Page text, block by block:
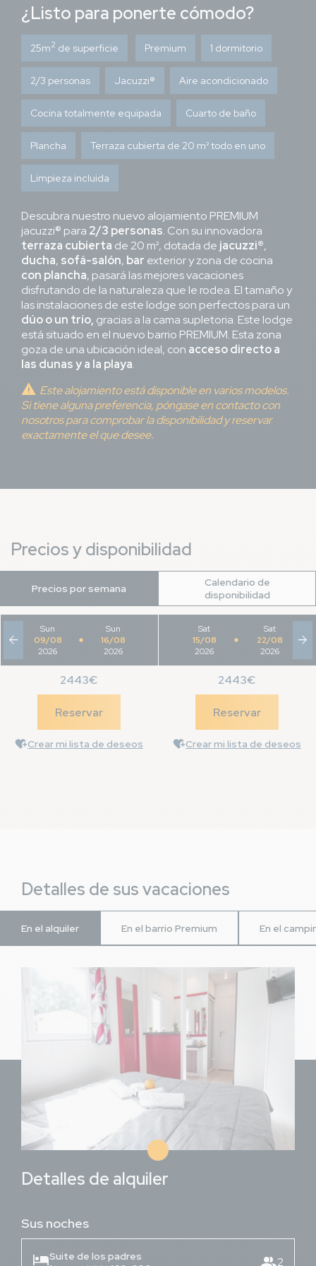
¿Listo para ponerte cómodo?
25m2 de superficie Premium 1 dormitorio
2/3 personas Jacuzzi® Aire acondicionado
Cocina totalmente equipada Cuarto de baño
Plancha Terraza cubierta de 20 m² todo en uno
Limpieza incluida
Descubra nuestro nuevo alojamiento PREMIUM
jacuzzi® para 2/3 personas. Con su innovadora
terraza cubierta de 20 m², dotada de jacuzzi®,
ducha, sofá-salón, bar exterior y zona de cocina
con plancha, pasará las mejores vacaciones
disfrutando de la naturaleza que le rodea. El tamaño y
las instalaciones de este lodge son perfectos para un
dúo o un trío, gracias a la cama supletoria. Este lodge
está situado en el nuevo barrio PREMIUM. Esta zona
goza de una ubicación ideal, con acceso directo a
las dunas y a la playa.
Este alojamiento está disponible en varios modelos.
Si tiene alguna preferencia, póngase en contacto con
nosotros para comprobar la disponibilidad y reservar
exactamente el que desee.
Precios y disponibilidad
Precios por semana
Calendario de
disponibilidad
Sun
09/08
2026
Sun
16/08
2026
2443€
Reservar
Crear mi lista de deseos
Sat
15/08
2026
Sat
22/08
2026
2443€
Reservar
Crear mi lista de deseos
- -
arrow_back arrow_forward
Detalles de sus vacaciones
En el alquiler En el barrio Premium En el
Detalles de alquiler
Sus noches
hotelSuite de los padres
2
storniert und wir haben zwei andere Häuser bekommen. Ein
Upgrade in eine Premium Lodge ( gegen Aufpreis den ich
gerne bezahlt hätte war leider nicht möglich).